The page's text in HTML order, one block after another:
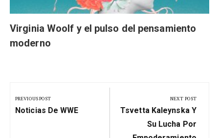
Virginia Woolf y el pulso del pensamiento
moderno
de
entradas
PREVIOUS POST
Previous
Noticias De WWE
NEXT POST
Next
Tsvetta Kaleynska Y
Su Lucha Por